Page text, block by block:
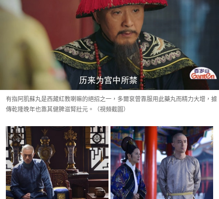
有指阿肌蘇丸是西藏紅教喇嘛的絕招之一，多爾袞曾靠服用此藥丸而精力大增，據
傳乾隆晚年也靠其健脾滋腎壯元。（視頻截圖）